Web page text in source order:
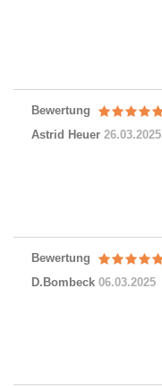
Bewertung
Astrid Heuer 26.03.2025
Bewertung
D.Bombeck 06.03.2025